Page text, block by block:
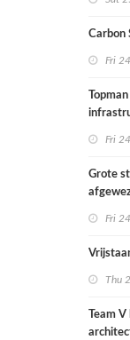
Carbon
Fri
Fri
Grote
Fri
Thu
Team